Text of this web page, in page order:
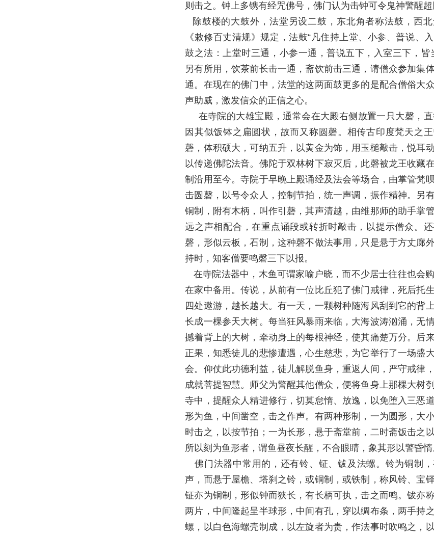
则击之。钟上多镌有经咒佛号，佛门认为击钟可令鬼神警醒超
除鼓楼的大鼓外，法堂另设二鼓，东北角者称法鼓，西
《敕修百丈清规》规定，法鼓“凡住持上堂、小参、普说、
鼓之法：上堂时三通，小参一通，普说五下，入室三下，皆
另有所用，饮茶前长击一通，斋饮前击三通，请僧众参加集
通。在现在的佛门中，法堂的这两面鼓更多的是配合僧俗大
声助威，激发信众的正信之心。
在寺院的大雄宝殿，通常会在大殿右侧放置一只大磬，直
因其似饭钵之扁圆状，故而又称圆磬。相传古印度梵天之
磬，体积硕大，可纳五升，以黄金为饰，用玉槌敲击，悦耳
以传递佛陀法音。佛陀于双林树下寂灭后，此磬被龙王收藏
制沿用至今。寺院于早晚上殿诵经及法会等场合，由掌管梵
击圆磬，以号令众人，控制节拍，统一声调，振作精神。另
铜制，附有木柄，叫作引磬，其声清越，由维那师的助手掌
远之声相配合，在重点诵段或转折时敲击，以提示僧众。
磬，形似云板，石制，这种磬不做法事用，只是悬于方丈廊
持时，知客僧要鸣磬三下以报。
在寺院法器中，木鱼可谓家喻户晓，而不少居士往往也会
在家中备用。传说，从前有一位比丘犯了佛门戒律，死后托
四处遨游，越长越大。有一天，一颗树种随海风刮到它的背
长成一棵参天大树。每当狂风暴雨来临，大海波涛汹涌，无
撼着背上的大树，牵动身上的每根神经，使其痛楚万分。后
正果，知悉徒儿的悲惨遭遇，心生慈悲，为它举行了一场盛
会。仰仗此功德利益，徒儿解脱鱼身，重返人间，严守戒律
成就菩提智慧。师父为警醒其他僧众，便将鱼身上那棵大树
寺中，提醒众人精进修行，切莫怠惰、放逸，以免堕入三恶
形为鱼，中间凿空，击之作声。有两种形制，一为圆形，大
时击之，以按节拍；一为长形，悬于斋堂前，二时斋饭击之
所以刻为鱼形者，谓鱼昼夜长醒，不合眼睛，象其形以警昏惰
佛门法器中常用的，还有铃、钲、钹及法螺。铃为铜制
声，而悬于屋檐、塔刹之铃，或铜制，或铁制，称风铃、宝铎
钲亦为铜制，形似钟而狭长，有长柄可执，击之而鸣。钹亦
两片，中间隆起呈半球形，中间有孔，穿以绸布条，两手持
螺，以白色海螺壳制成，以左旋者为贵，作法事时吹鸣之，